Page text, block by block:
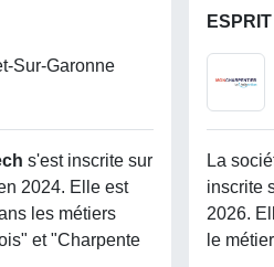
Sur-Garonne
s'est inscrite sur
2024. Elle est
les métiers
et "Charpente
La
inscrite
2026.
le